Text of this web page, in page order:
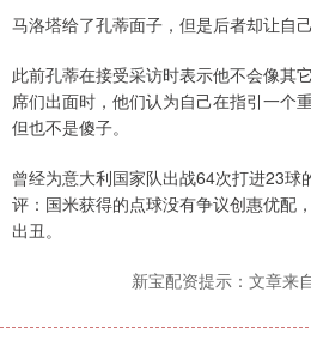
马洛塔给了孔蒂面子，但是后者却让自己
此前孔蒂在接受采访时表示他不会像其
席们出面时，他们认为自己在指引一个
但也不是傻子。
曾经为意大利国家队出战64次打进23球
评：国米获得的点球没有争议创惠优配
出丑。
新宝配资提示：文章来